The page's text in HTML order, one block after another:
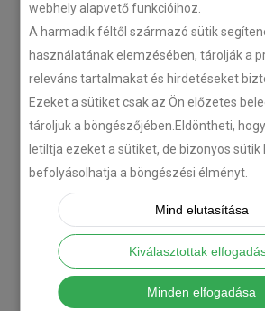
webhely alapvető funkcióihoz.
A harmadik féltől származó sütik
használatának elemzésében, tárolják a
releváns tartalmakat és hirdetéseket
Ezeket a sütiket csak az Ön előzetes
tároljuk a böngészőjében.Eldöntheti,
letiltja ezeket a sütiket, de bizonyos sütik
befolyásolhatja a böngészési élményt.
Mind elutasítása
Kiválasztottak
Minden elfogadása